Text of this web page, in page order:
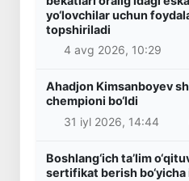
yo‘lovchilar uchun
topshiriladi
4 avg 2026, 10:29
Ahadjon Kimsanboyev
chempioni bo‘ldi
31 iyl 2026, 14:44
Boshlang‘ich ta’lim
sertifikat berish